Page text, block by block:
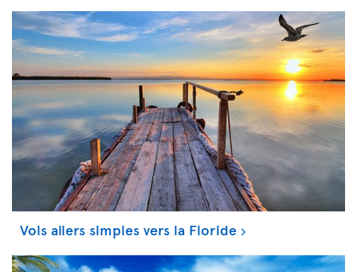
Vols allers simples vers la Floride